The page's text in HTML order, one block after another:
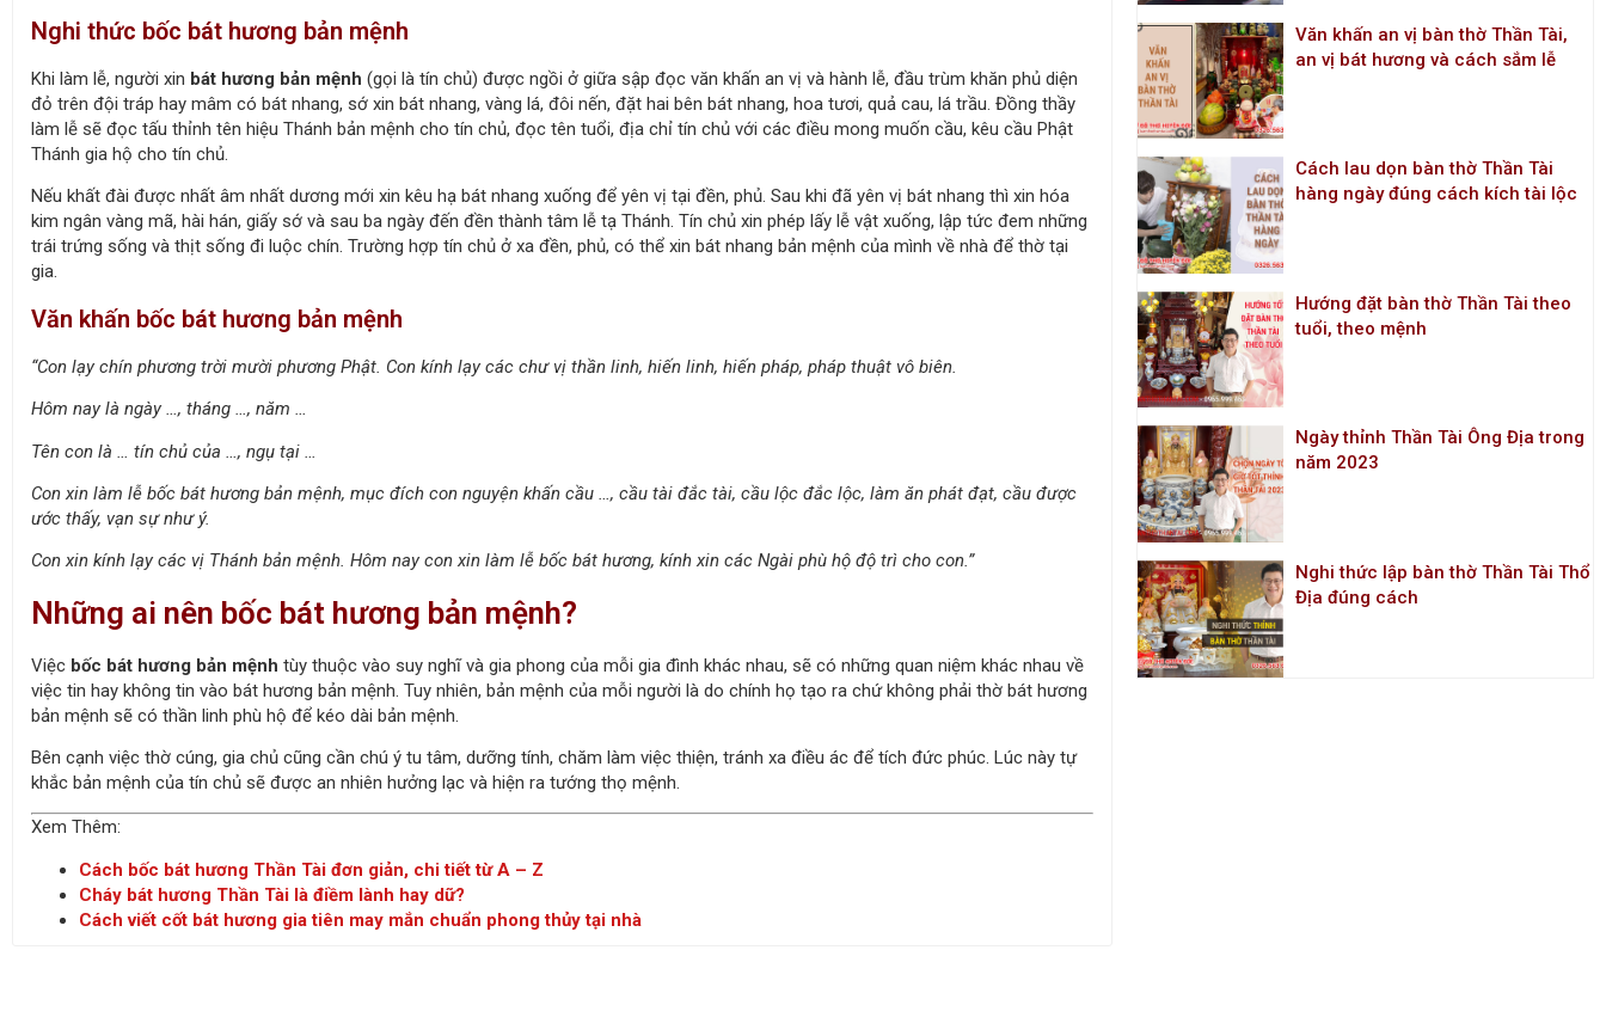
Nghi thức bốc bát hương bản mệnh
Khi làm lễ, người xin bát hương bản mệnh (gọi là tín chủ) được ngồi ở giữa sập đọc văn khấn an vị và hành lễ, đầu trùm khăn phủ diện
đỏ trên đội tráp hay mâm có bát nhang, sớ xin bát nhang, vàng lá, đôi nến, đặt hai bên bát nhang, hoa tươi, quả cau, lá trầu. Đồng thầy
làm lễ sẽ đọc tấu thỉnh tên hiệu Thánh bản mệnh cho tín chủ, đọc tên tuổi, địa chỉ tín chủ với các điều mong muốn cầu, kêu cầu Phật
Thánh gia hộ cho tín chủ.
Nếu khất đài được nhất âm nhất dương mới xin kêu hạ bát nhang xuống để yên vị tại đền, phủ. Sau khi đã yên vị bát nhang thì xin hóa
kim ngân vàng mã, hài hán, giấy sớ và sau ba ngày đến đền thành tâm lễ tạ Thánh. Tín chủ xin phép lấy lễ vật xuống, lập tức đem những
trái trứng sống và thịt sống đi luộc chín. Trường hợp tín chủ ở xa đền, phủ, có thể xin bát nhang bản mệnh của mình về nhà để thờ tại
gia.
Văn khấn bốc bát hương bản mệnh
“Con lạy chín phương trời mười phương Phật. Con kính lạy các chư vị thần linh, hiến linh, hiến pháp, pháp thuật vô biên.
Hôm nay là ngày …, tháng …, năm …
Tên con là … tín chủ của …, ngụ tại …
Con xin làm lễ bốc bát hương bản mệnh, mục đích con nguyện khấn cầu …, cầu tài đắc tài, cầu lộc đắc lộc, làm ăn phát đạt, cầu được
ước thấy, vạn sự như ý.
Con xin kính lạy các vị Thánh bản mệnh. Hôm nay con xin làm lễ bốc bát hương, kính xin các Ngài phù hộ độ trì cho con.”
Những ai nên bốc bát hương bản mệnh?
Việc bốc bát hương bản mệnh tùy thuộc vào suy nghĩ và gia phong của mỗi gia đình khác nhau, sẽ có những quan niệm khác nhau về
việc tin hay không tin vào bát hương bản mệnh. Tuy nhiên, bản mệnh của mỗi người là do chính họ tạo ra chứ không phải thờ bát hương
bản mệnh sẽ có thần linh phù hộ để kéo dài bản mệnh.
Bên cạnh việc thờ cúng, gia chủ cũng cần chú ý tu tâm, dưỡng tính, chăm làm việc thiện, tránh xa điều ác để tích đức phúc. Lúc này tự
khắc bản mệnh của tín chủ sẽ được an nhiên hưởng lạc và hiện ra tướng thọ mệnh.
Xem Thêm:
Cách bốc bát hương Thần Tài đơn giản, chi tiết từ A – Z
Cháy bát hương Thần Tài là điềm lành hay dữ?
Cách viết cốt bát hương gia tiên may mắn chuẩn phong thủy tại nhà
Văn khấn an vị bàn thờ Thần Tài,
an vị bát hương và cách sắm lễ
Cách lau dọn bàn thờ Thần Tài
hàng ngày đúng cách kích tài lộc
Hướng đặt bàn thờ Thần Tài theo
tuổi, theo mệnh
Ngày thỉnh Thần Tài Ông Địa trong
năm 2023
Nghi thức lập bàn thờ Thần Tài Thổ
Địa đúng cách